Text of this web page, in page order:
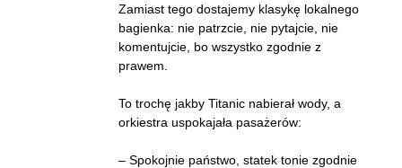
Zamiast tego dostajemy klasykę lokalnego
bagienka: nie patrzcie, nie pytajcie, nie
komentujcie, bo wszystko zgodnie z
prawem.
To trochę jakby Titanic nabierał wody, a
orkiestra uspokajała pasażerów:
– Spokojnie państwo, statek tonie zgodnie